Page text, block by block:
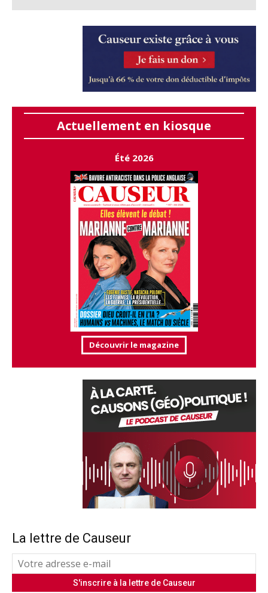
Actuellement en kiosque
Été 2026
Découvrir le magazine
La lettre de Causeur